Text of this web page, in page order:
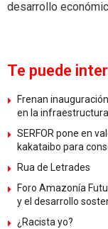
desarrollo
Te puede
Frenan
en la infraestructura
SERFOR pone en
kakataibo para
Rua de Letrades
Foro Amazonía
y el desarrollo
¿Racista yo?